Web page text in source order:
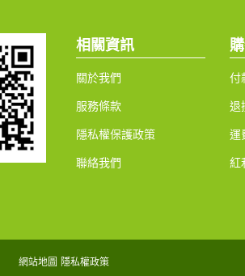
相關資訊
關於我們
服務條款
隱私權保護政策
聯絡我們
付
退
運
紅
網站地圖 隱私權政策